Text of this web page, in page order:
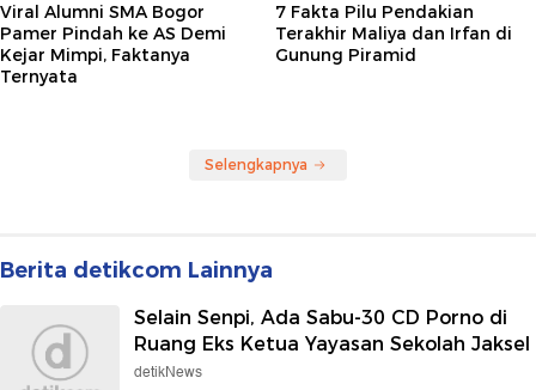
Viral Alumni SMA Bogor
Pamer Pindah ke AS Demi
Kejar Mimpi, Faktanya
Ternyata
7 Fakta Pilu Pendakian
Terakhir Maliya dan Irfan di
Gunung Piramid
Selengkapnya
Berita detikcom Lainnya
Selain Senpi, Ada Sabu-30 CD Porno di
Ruang Eks Ketua Yayasan Sekolah Jaksel
detikNews